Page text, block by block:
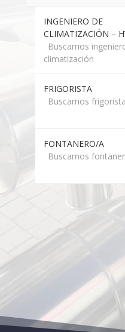
INGENIERO DE
CLIMATIZACIÓN –
Buscamos
climatización
FRIGORISTA
Buscamos frigorista
FONTANERO/A
Buscamos